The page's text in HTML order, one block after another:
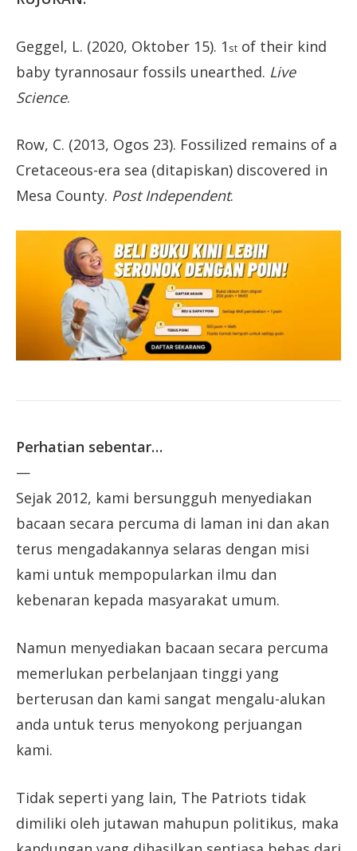
Geggel, L. (2020, Oktober 15). 1 st of their kind
baby tyrannosaur fossils unearthed. Live
Science.
Row, C. (2013, Ogos 23). Fossilized remains of a
Cretaceous-era sea (ditapiskan) discovered in
Mesa County. Post Independent.
Perhatian sebentar…
—
Sejak 2012, kami bersungguh menyediakan
bacaan secara percuma di laman ini dan akan
terus mengadakannya selaras dengan misi
kami untuk mempopularkan ilmu dan
kebenaran kepada masyarakat umum.
Namun menyediakan bacaan secara percuma
memerlukan perbelanjaan tinggi yang
berterusan dan kami sangat mengalu-alukan
anda untuk terus menyokong perjuangan
kami.
Tidak seperti yang lain, The Patriots tidak
dimiliki oleh jutawan mahupun politikus, maka